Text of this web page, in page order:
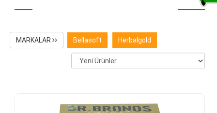
MARKALAR Bellasoft Herbalgold